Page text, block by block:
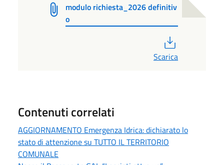
modulo richiesta_2026 definitiv
o
Scarica
Contenuti correlati
AGGIORNAMENTO Emergenza Idrica: dichiarato lo
stato di attenzione su TUTTO IL TERRITORIO
COMUNALE